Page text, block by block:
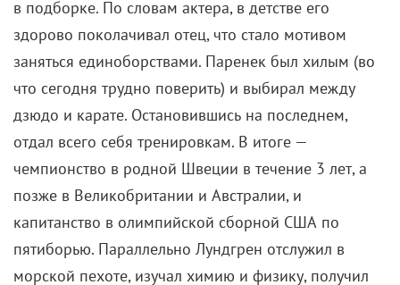
Канны онлайн: Почему
«Магазинные воришки»
рассердили премьер-
министра Японии